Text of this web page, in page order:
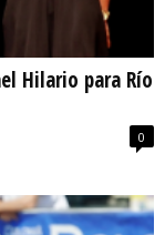
Hilario para Río
0